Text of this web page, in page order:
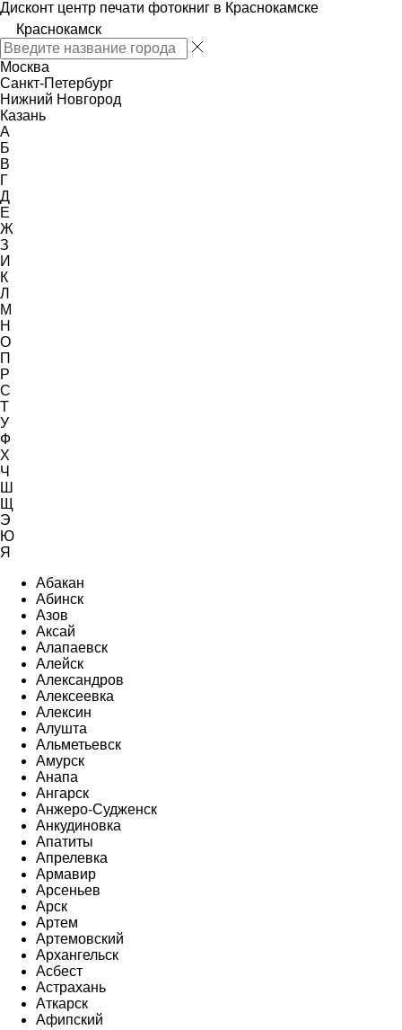
Дисконт центр печати фотокниг в Краснокамске
Краснокамск
Москва
Санкт-Петербург
Нижний Новгород
Казань
А
Б
В
Г
Д
Е
Ж
З
И
К
Л
М
Н
О
П
Р
С
Т
У
Ф
Х
Ч
Ш
Щ
Э
Ю
Я
Абакан
Абинск
Азов
Аксай
Алапаевск
Алейск
Александров
Алексеевка
Алексин
Алушта
Альметьевск
Амурск
Анапа
Ангарск
Анжеро-Судженск
Анкудиновка
Апатиты
Апрелевка
Армавир
Арсеньев
Арск
Артем
Артемовский
Архангельск
Асбест
Астрахань
Аткарск
Афипский